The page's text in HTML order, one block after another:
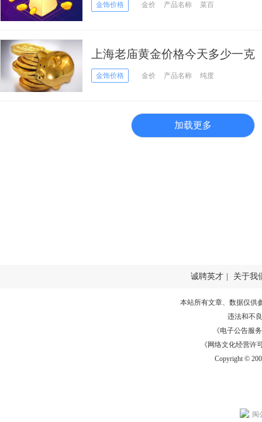
金饰价格 金价 产品名称 菜百
上海老庙黄金价格今天多少一克
金饰价格 金价 产品名称 纯度
加载更多
诚聘英才 关于我
本站所有文章、数据仅供
违法和不
《电子公告服务
《网络文化经营许
Copyright ©
闽